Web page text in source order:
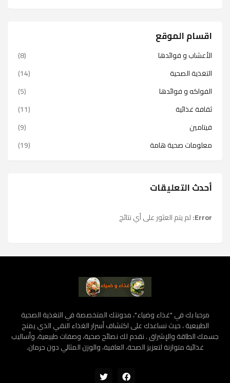
اقسام الموقع
الأعشاب و فوائدها
(8)
التغذية الصحية
(14)
الفواكه و فوائدها
(5)
ثقافة غذائية
(11)
فيتامين
(9)
معلومات صحية هامة
(19)
أحدث التعليقات
Error: لم يتم العثور على أي نتائج
مرحبا بك في "غذاء وضياء"، مدونتك المتخصصة في التغذية الصحية
الطبيعية ، حيث نساعدك على اكتشاف أسرار الغذاء النقي الذي يمنح
جسمك الطاقة والإشراق . نقدم لك نصائح صحية، وصفات طبيعية، وأساليب
غذائية متوازنة لتعزيز الصحة، العافية، والوزن المثالي دون حرمان.